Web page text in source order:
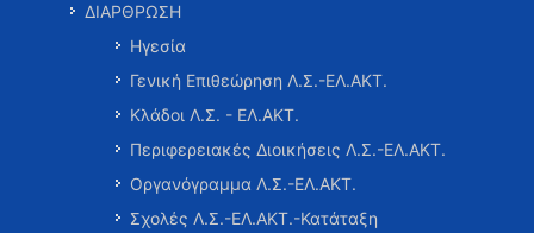
ΔΙΑΡΘΡΩΣΗ
Ηγεσία
Γενική Επιθεώρηση Λ.Σ.-ΕΛ.ΑΚΤ.
Κλάδοι Λ.Σ. - ΕΛ.ΑΚΤ.
Περιφερειακές Διοικήσεις Λ.Σ.-ΕΛ.ΑΚΤ.
Οργανόγραμμα Λ.Σ.-ΕΛ.ΑΚΤ.
Σχολές Λ.Σ.-ΕΛ.ΑΚΤ.-Κατάταξη